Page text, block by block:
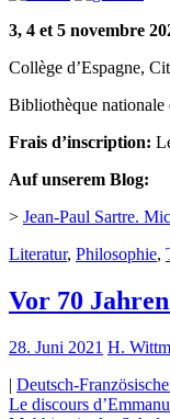
3, 4 et 5 novembre
Collège d’Espagne,
Bibliothèque nationale
Frais d’inscription:
Auf unserem Blog:
> Jean-Paul Sartre.
Literatur, Philosophie,
Vor 70
28. Juni 2021 H.
| Deutsch-
Le discours